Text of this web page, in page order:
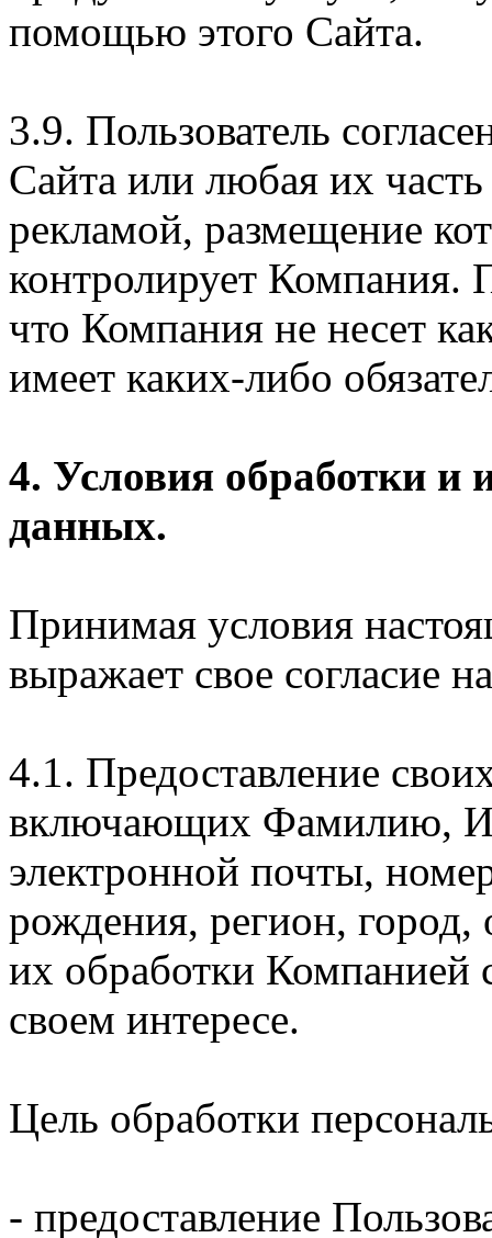
помощью этого Сайта.
3.9. Пользователь
Сайта или любая их
рекламой, размещение
контролирует Компания.
что Компания не несет
имеет каких-либо
4. Условия обработки и
данных.
Принимая условия
выражает свое согласие
4.1. Предоставление
включающих Фамилию,
электронной почты,
рождения, регион,
их обработки Компанией
своем интересе.
Цель обработки
- предоставление